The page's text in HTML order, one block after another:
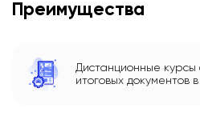
Преимущества
Дистанционные курсы
итоговых документов